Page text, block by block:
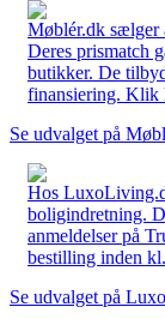
Møblér.dk sælger
Deres prismatch
butikker. De
finansiering. Klik
Se udvalget på
Hos
boligindretning.
anmeldelser på
bestilling inden
Se udvalget på